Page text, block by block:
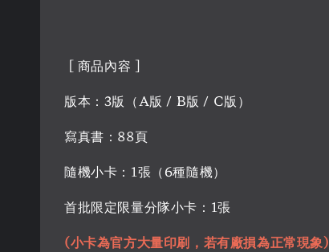
[ 商品內容 ]
版本：3版（A版 / B版 / C版）
寫真書：88頁
隨機小卡：1張（6種隨機）
首批限定限量分隊小卡：1張
(小卡為官方大量印刷，若有廠損為正常現象)